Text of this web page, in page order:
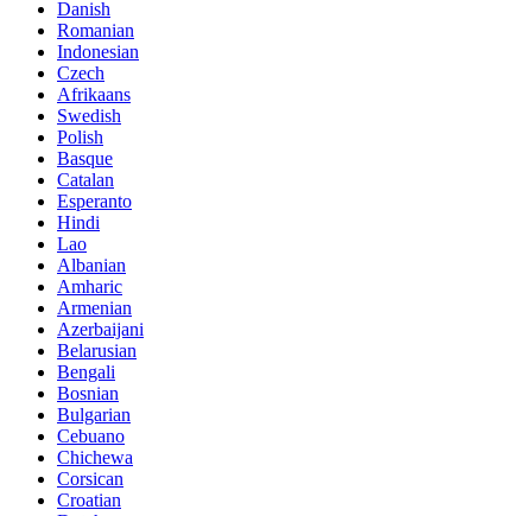
Danish
Romanian
Indonesian
Czech
Afrikaans
Swedish
Polish
Basque
Catalan
Esperanto
Hindi
Lao
Albanian
Amharic
Armenian
Azerbaijani
Belarusian
Bengali
Bosnian
Bulgarian
Cebuano
Chichewa
Corsican
Croatian